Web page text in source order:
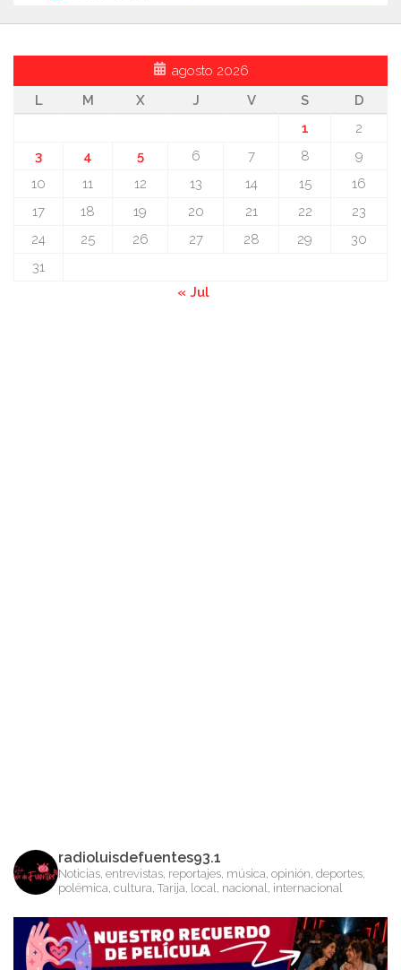
agosto 2026
L
M X J V S
D
1
2
3
4 5 6 7 8
9
10
11 12 13 14 15
16
17
18 19 20 21 22
23
24
25 26 27 28 29
30
31
« Jul
radioluisdefuentes93.1
Noticias, entrevistas, reportajes, música, opinión, deportes,
polémica, cultura, Tarija, local, nacional, internacional